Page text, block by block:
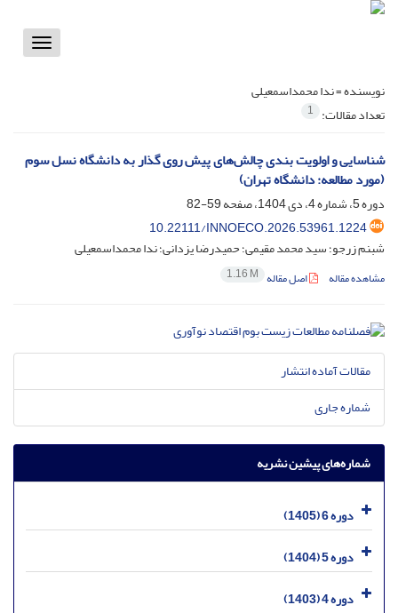
Toggle
نویسنده =ندا محمداسمعیلی
تعداد مقالات: 1
شناسایی و اولویت بندی چالش‌های پیش روی گذار به دانشگاه نسل سوم
(مورد مطالعه: دانشگاه تهران)
دوره 5، شماره 4، دی 1404، صفحه
59-82
10.22111/INNOECO.2026.53961.1224
شبنم زرجو؛ سید محمد مقیمی؛ حمیدرضا یزدانی؛ ندا محمداسمعیلی
مشاهده مقاله اصل مقاله 1.16 M
مقالات آماده انتشار
شماره جاری
شماره‌های پیشین نشریه
دوره 6 (1405)
دوره 5 (1404)
دوره 4 (1403)